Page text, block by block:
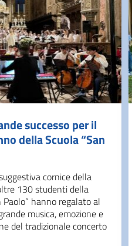
successo per il
della Scuola “San
cornice della
130 studenti della
Paolo” hanno regalato al
musica, emozione e
del tradizionale concerto